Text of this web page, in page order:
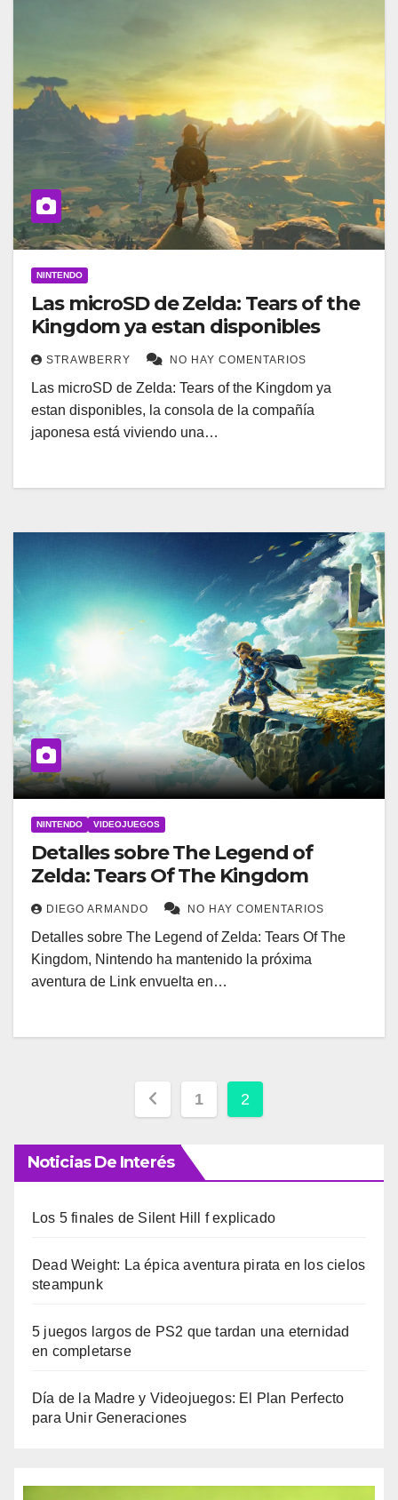
NINTENDO
Las microSD de Zelda: Tears of the
Kingdom ya estan disponibles
STRAWBERRY NO HAY COMENTARIOS
Las microSD de Zelda: Tears of the Kingdom ya
estan disponibles, la consola de la compañía
japonesa está viviendo una…
NINTENDO VIDEOJUEGOS
Detalles sobre The Legend of
Zelda: Tears Of The Kingdom
DIEGO ARMANDO NO HAY COMENTARIOS
Detalles sobre The Legend of Zelda: Tears Of The
Kingdom, Nintendo ha mantenido la próxima
aventura de Link envuelta en…
Paginación
de
entradas
1 2
Noticias De Interés
Los 5 finales de Silent Hill f explicado
Dead Weight: La épica aventura pirata en los cielos
steampunk
5 juegos largos de PS2 que tardan una eternidad
en completarse
Día de la Madre y Videojuegos: El Plan Perfecto
para Unir Generaciones